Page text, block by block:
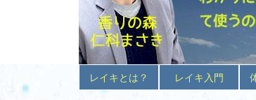
レイキとは？ レイキ入門